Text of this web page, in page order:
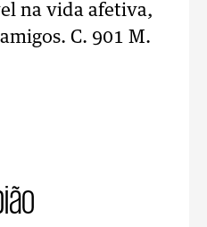
na vida afetiva,
C. 901 M.